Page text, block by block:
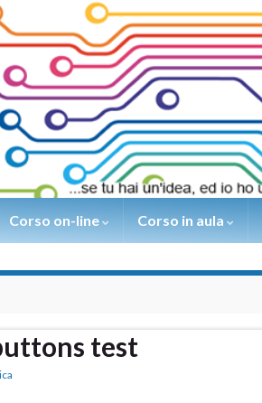
Corso on-line Corso in aula
test